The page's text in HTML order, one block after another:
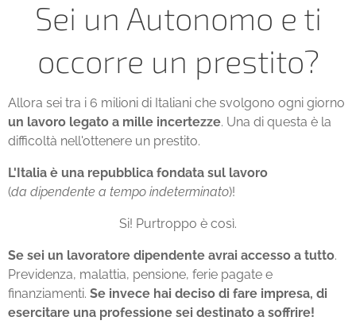
Sei un Autonomo e ti
occorre un prestito?
Allora sei tra i 6 milioni di Italiani che svolgono ogni giorno
un lavoro legato a mille incertezze. Una di questa è la
difficoltà nell'ottenere un prestito.
L'Italia è una repubblica fondata sul lavoro
(da dipendente a tempo indeterminato)!
Si! Purtroppo è così.
Se sei un lavoratore dipendente avrai accesso a tutto.
Previdenza, malattia, pensione, ferie pagate e
finanziamenti. Se invece hai deciso di fare impresa, di
esercitare una professione sei destinato a soffrire!